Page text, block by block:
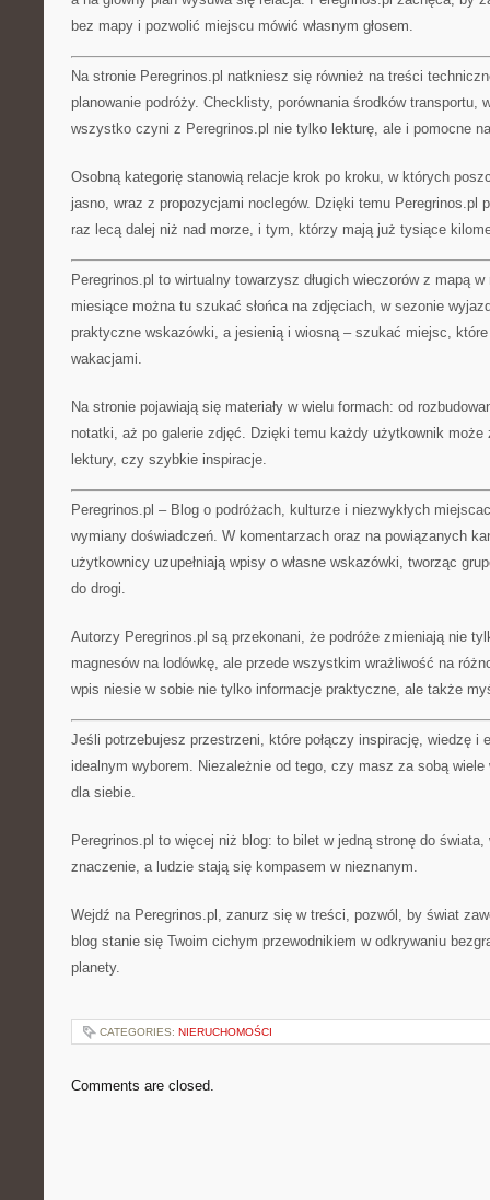
bez mapy i pozwolić miejscu mówić własnym głosem.
Na stronie Peregrinos.pl natkniesz się również na treści
planowanie podróży. Checklisty, porównania środków transportu,
wszystko czyni z Peregrinos.pl nie tylko lekturę, ale i pomocne
Osobną kategorię stanowią relacje krok po kroku, w których
jasno, wraz z propozycjami noclegów. Dzięki temu Peregrinos.pl
raz lecą dalej niż nad morze, i tym, którzy mają już tysiące
Peregrinos.pl to wirtualny towarzysz długich wieczorów z mapą w
miesiące można tu szukać słońca na zdjęciach, w sezonie
praktyczne wskazówki, a jesienią i wiosną – szukać miejsc,
wakacjami.
Na stronie pojawiają się materiały w wielu formach: od
notatki, aż po galerie zdjęć. Dzięki temu każdy użytkownik może
lektury, czy szybkie inspiracje.
Peregrinos.pl – Blog o podróżach, kulturze i niezwykłych
wymiany doświadczeń. W komentarzach oraz na powiązanych
użytkownicy uzupełniają wpisy o własne wskazówki, tworząc
do drogi.
Autorzy Peregrinos.pl są przekonani, że podróże zmieniają nie
magnesów na lodówkę, ale przede wszystkim wrażliwość na
wpis niesie w sobie nie tylko informacje praktyczne, ale także
Jeśli potrzebujesz przestrzeni, które połączy inspirację, wiedzę i
idealnym wyborem. Niezależnie od tego, czy masz za sobą
dla siebie.
Peregrinos.pl to więcej niż blog: to bilet w jedną stronę do
znaczenie, a ludzie stają się kompasem w nieznanym.
Wejdź na Peregrinos.pl, zanurz się w treści, pozwól, by świat
blog stanie się Twoim cichym przewodnikiem w odkrywaniu
planety.
CATEGORIES: NIERUCHOMOŚCI
Comments are closed.